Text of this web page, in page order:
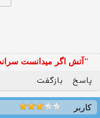
"آتش اگر ميدانست
پاسخ بازگفت
کاربر